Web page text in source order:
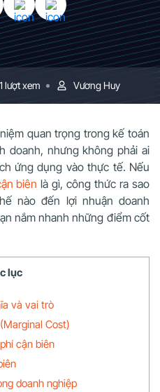
lượt xem Vương Huy
quan trọng trong kế toán
doanh, nhưng không phải ai
ứng dụng vào thực tế. Nếu
biên là gì, công thức ra sao
nào đến lợi nhuận doanh
nắm nhanh những điểm cốt
lục
và vai trò
Cost)
cận biên
doanh nghiệp